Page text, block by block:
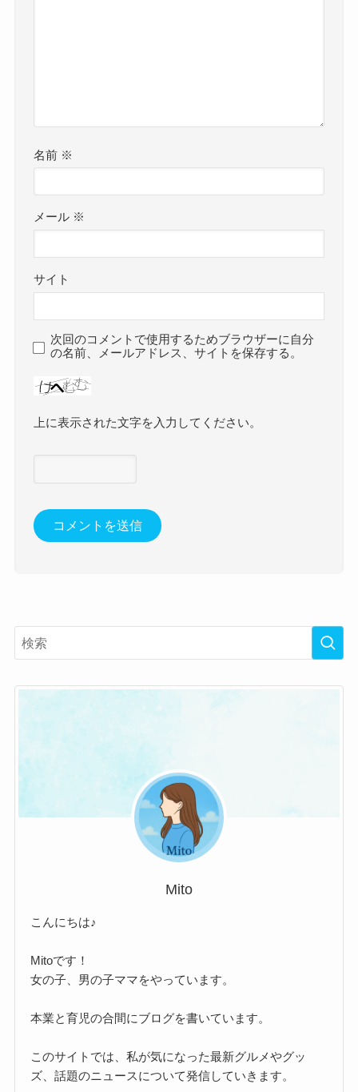
名前 ※
メール ※
サイト
次回のコメントで使用するためブラウザーに自分
の名前、メールアドレス、サイトを保存する。
上に表示された文字を入力してください。
Mito
こんにちは♪
Mitoです！
女の子、男の子ママをやっています。
本業と育児の合間にブログを書いています。
このサイトでは、私が気になった最新グルメやグッ
ズ、話題のニュースについて発信していきます。